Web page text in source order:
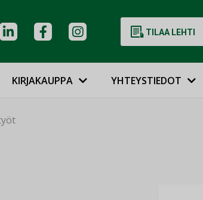
TILAA LEHTI
KIRJAKAUPPA YHTEYSTIEDOT